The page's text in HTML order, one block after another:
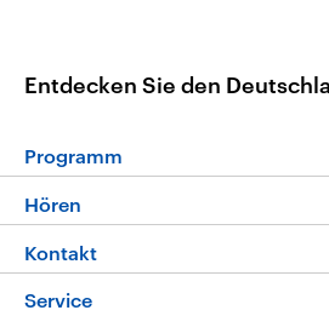
Entdecken Sie den
Programm
Die Nachrichten
Hören
Livestream
Kontakt
Hörerservice
Service